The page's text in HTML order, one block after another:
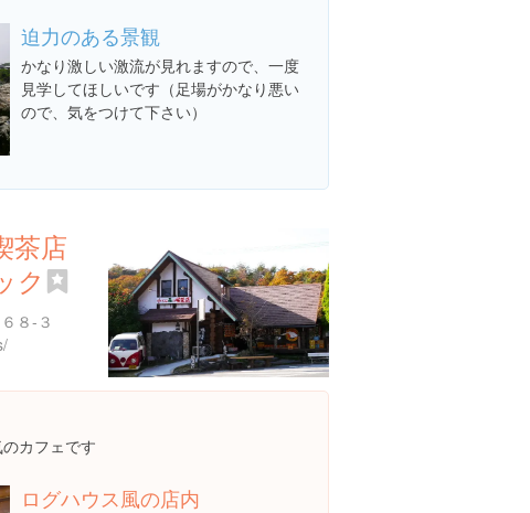
迫力のある景観
かなり激しい激流が見れますので、一度
見学してほしいです（足場がかなり悪い
ので、気をつけて下さい）
茶店
ク
８-３
カフェです
ログハウス風の店内